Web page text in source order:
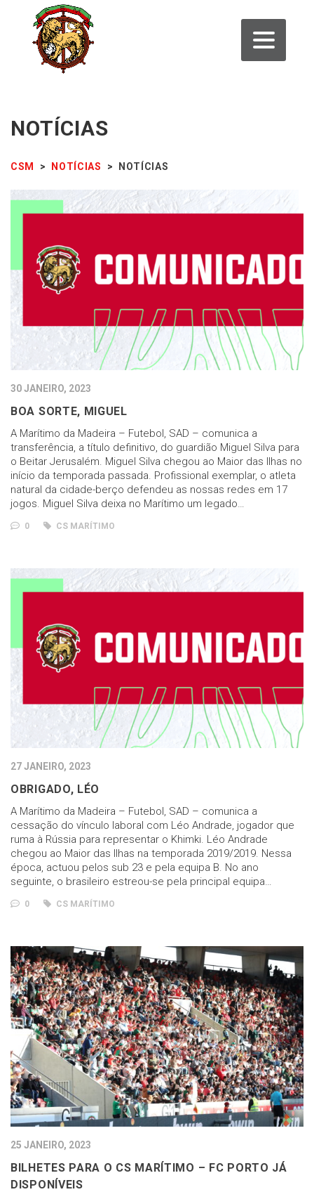
NOTÍCIAS
CSM > NOTÍCIAS > NOTÍCIAS
30 JANEIRO, 2023
BOA SORTE, MIGUEL
A Marítimo da Madeira – Futebol, SAD – comunica a
transferência, a título definitivo, do guardião Miguel Silva para
o Beitar Jerusalém. Miguel Silva chegou ao Maior das Ilhas no
início da temporada passada. Profissional exemplar, o atleta
natural da cidade-berço defendeu as nossas redes em 17
jogos. Miguel Silva deixa no Marítimo um legado…
0 CS MARÍTIMO
27 JANEIRO, 2023
OBRIGADO, LÉO
A Marítimo da Madeira – Futebol, SAD – comunica a
cessação do vínculo laboral com Léo Andrade, jogador que
ruma à Rússia para representar o Khimki. Léo Andrade
chegou ao Maior das Ilhas na temporada 2019/2019. Nessa
época, actuou pelos sub 23 e pela equipa B. No ano
seguinte, o brasileiro estreou-se pela principal equipa…
0 CS MARÍTIMO
25 JANEIRO, 2023
BILHETES PARA O CS MARÍTIMO – FC PORTO JÁ
DISPONÍVEIS